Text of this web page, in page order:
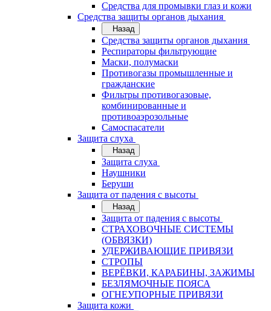
Средства для промывки глаз и кожи
Средства защиты органов дыхания
Назад
Средства защиты органов дыхания
Респираторы фильтрующие
Маски, полумаски
Противогазы промышленные и
гражданские
Фильтры противогазовые,
комбинированные и
противоаэрозольные
Самоспасатели
Защита слуха
Назад
Защита слуха
Наушники
Беруши
Защита от падения с высоты
Назад
Защита от падения с высоты
СТРАХОВОЧНЫЕ СИСТЕМЫ
(ОБВЯЗКИ)
УДЕРЖИВАЮЩИЕ ПРИВЯЗИ
СТРОПЫ
ВЕРЁВКИ, КАРАБИНЫ, ЗАЖИМЫ
БЕЗЛЯМОЧНЫЕ ПОЯСА
ОГНЕУПОРНЫЕ ПРИВЯЗИ
Защита кожи